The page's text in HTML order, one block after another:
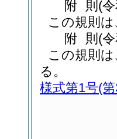
附 則 (
この規則
附 則 (
この規則
る。
様式第1号(